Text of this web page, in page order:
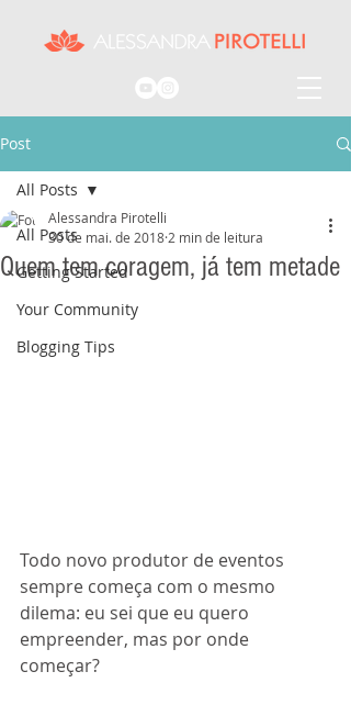
Post
All Posts
Getting Started
Your Community
Blogging Tips
All Posts
Quem tem coragem, já tem metade
Alessandra Pirotelli
30 de mai. de 2018 2 min de leitura
Todo novo produtor de eventos
sempre começa com o mesmo
dilema: eu sei que eu quero
empreender, mas por onde
começar?